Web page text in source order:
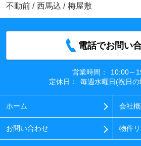
不動前 / 西馬込 / 梅屋敷
電話でお問い
営業時間：
10:00～
定休日：
毎週水曜日(祝日
ホーム 会社
お問い合わせ 物件